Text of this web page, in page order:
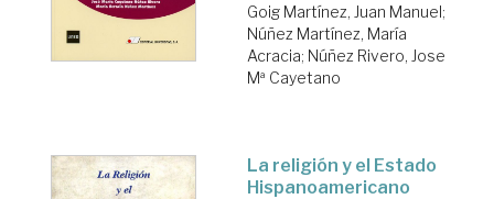
Goig Martínez, Juan Manuel;
Núñez Martínez, María
Acracia; Núñez Rivero, Jose
Mª Cayetano
La religión y el Estado
Hispanoamericano